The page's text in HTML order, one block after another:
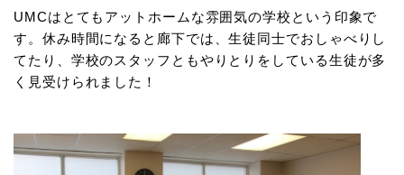
UMCはとてもアットホームな雰囲気の学校という印象で
す。休み時間になると廊下では、生徒同士でおしゃべりし
てたり、学校のスタッフともやりとりをしている生徒が多
く見受けられました！